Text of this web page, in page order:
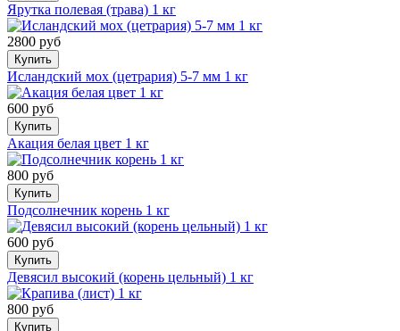
Ярутка полевая (трава) 1 кг
2800 руб
Купить
Исландский мох (цетрария) 5-7 мм 1 кг
600 руб
Купить
Акация белая цвет 1 кг
800 руб
Купить
Подсолнечник корень 1 кг
600 руб
Купить
Девясил высокий (корень цельный) 1 кг
800 руб
Купить